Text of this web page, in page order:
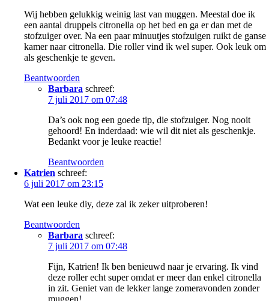
Wij hebben gelukkig weinig last van muggen. Meestal doe ik
een aantal druppels citronella op het bed en ga er dan met de
stofzuiger over. Na een paar minuutjes stofzuigen ruikt de ganse
kamer naar citronella. Die roller vind ik wel super. Ook leuk om
als geschenkje te geven.
Beantwoorden
Barbara schreef:
7 juli 2017 om 07:48
Da’s ook nog een goede tip, die stofzuiger. Nog nooit
gehoord! En inderdaad: wie wil dit niet als geschenkje.
Bedankt voor je leuke reactie!
Beantwoorden
Katrien schreef:
6 juli 2017 om 23:15
Wat een leuke diy, deze zal ik zeker uitproberen!
Beantwoorden
Barbara schreef:
7 juli 2017 om 07:48
Fijn, Katrien! Ik ben benieuwd naar je ervaring. Ik vind
deze roller echt super omdat er meer dan enkel citronella
in zit. Geniet van de lekker lange zomeravonden zonder